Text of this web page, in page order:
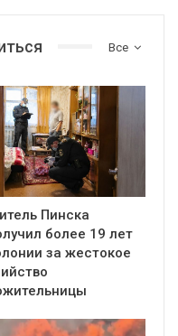
Все
Пинска
более 19 лет
за жестокое